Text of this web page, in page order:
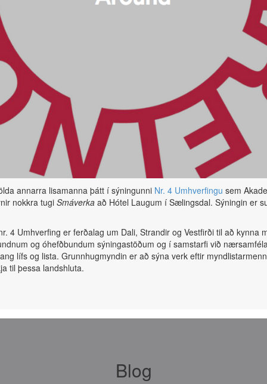
annarra lisamanna þátt í sýningunni Nr. 4 Umhverfingu sem
nokkra tugi Smáverka að Hótel Laugum í Sælingsdal. Sýningin er
4 Umhverfing er ferðalag um Dali, Strandir og Vestfirði til að kynna
og óhefðbundum sýningastöðum og í samstarfi við
lífs og lista. Grunnhugmyndin er að sýna verk eftir
til þessa landshluta.
Blog